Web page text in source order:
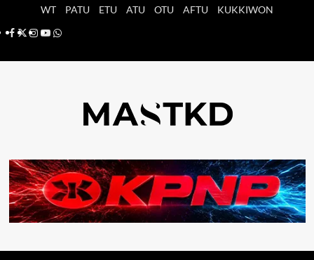
WT PATU ETU ATU OTU AFTU
KUKKIWON
Facebook
X Instagram
YouTube
Whatsapp